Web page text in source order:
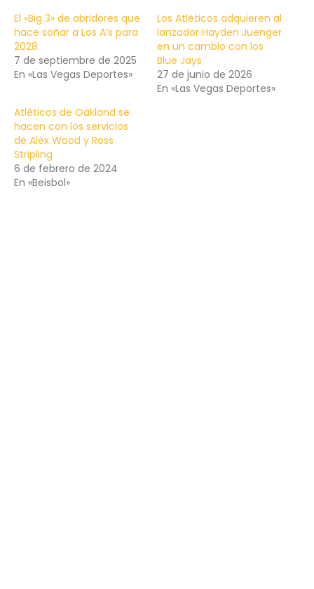
El «Big 3» de abridores que
hace soñar a Los A’s para
2028
7 de septiembre de 2025
En «Las Vegas Deportes»
Los Atléticos adquieren al
lanzador Hayden Juenger
en un cambio con los
Blue Jays
27 de junio de 2026
En «Las Vegas Deportes»
Atléticos de Oakland se
hacen con los servicios
de Alex Wood y Ross
Stripling
6 de febrero de 2024
En «Beisbol»